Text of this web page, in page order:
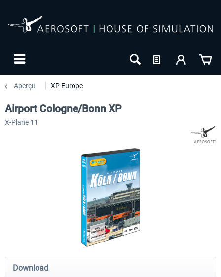
Aperçu XP Europe
Airport Berlin Brandenburg V2 XP Airport Zurich V2.0 XP
Airport Cologne/Bonn XP
X-Plane 11
Download